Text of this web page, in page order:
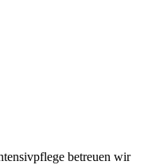
betreuen wir